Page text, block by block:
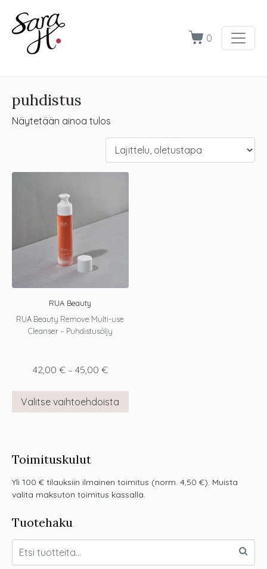
0
puhdistus
Näytetään ainoa tulos
RUA Beauty
RUA Beauty Remove Multi-use
Cleanser – Puhdistusöljy
42,00 € – 45,00 €
Valitse vaihtoehdoista
Toimituskulut
Yli 100 € tilauksiin ilmainen toimitus (norm. 4,50 €). Muista
valita maksuton toimitus kassalla.
Tuotehaku